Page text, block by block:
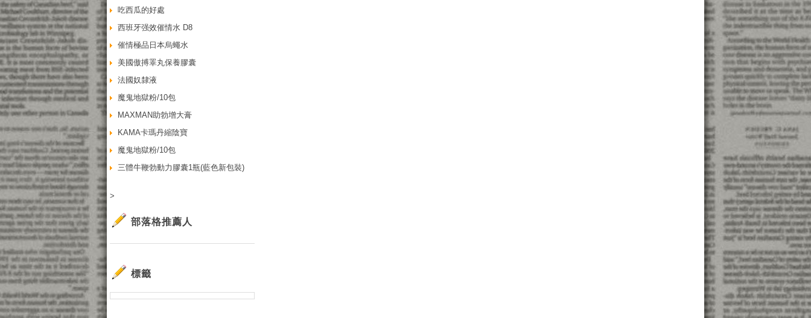
吃西瓜的好處
西班牙强效催情水 D8
催情極品日本烏蠅水
美國傲搏睪丸保養膠囊
法國奴隸液
魔鬼地獄粉/10包
MAXMAN助勃增大膏
KAMA卡瑪丹縮陰寶
魔鬼地獄粉/10包
三體牛鞭勃動力膠囊1瓶(藍色新包裝)
>
部落格推薦人
標籤